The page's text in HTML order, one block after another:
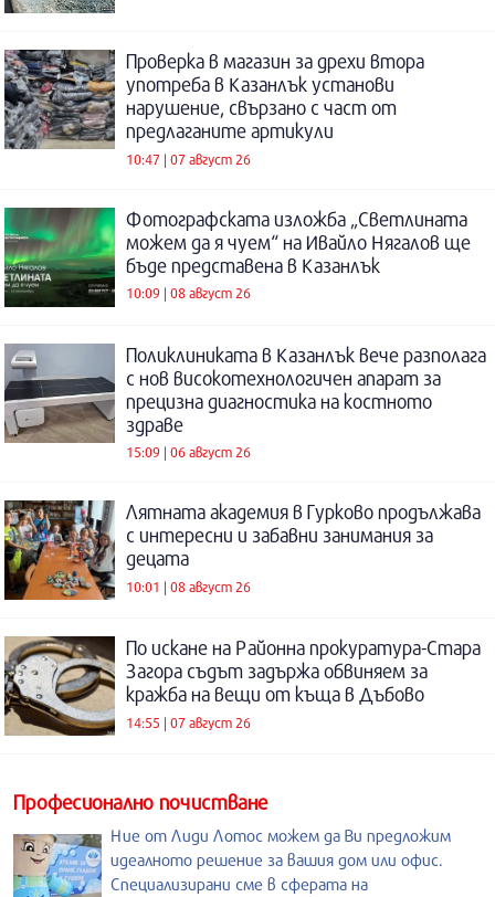
Проверка в магазин за дрехи втора
употреба в Казанлък установи
нарушение, свързано с част от
предлаганите артикули
10:47 | 07 август 26
Фотографската изложба „Светлината
можем да я чуем“ на Ивайло Нягалов ще
бъде представена в Казанлък
10:09 | 08 август 26
Поликлиниката в Казанлък вече разполага
с нов високотехнологичен апарат за
прецизна диагностика на костното
здраве
15:09 | 06 август 26
Лятната академия в Гурково продължава
с интересни и забавни занимания за
децата
10:01 | 08 август 26
По искане на Районна прокуратура-Стара
Загора съдът задържа обвиняем за
кражба на вещи от къща в Дъбово
14:55 | 07 август 26
Професионално почистване
Ние от Лиди Лотос можем да Ви предложим
идеалното решение за вашия дом или офис.
Специализирани сме в сферата на